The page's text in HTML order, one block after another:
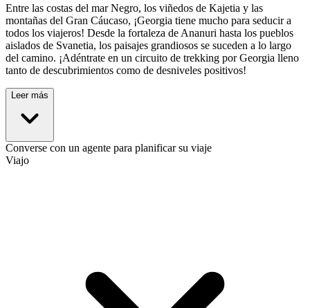
Entre las costas del mar Negro, los viñedos de Kajetia y las
montañas del Gran Cáucaso, ¡Georgia tiene mucho para seducir a
todos los viajeros! Desde la fortaleza de Ananuri hasta los pueblos
aislados de Svanetia, los paisajes grandiosos se suceden a lo largo
del camino. ¡Adéntrate en un circuito de trekking por Georgia lleno
tanto de descubrimientos como de desniveles positivos!
Leer más
Converse con un agente para planificar su viaje
Viajo